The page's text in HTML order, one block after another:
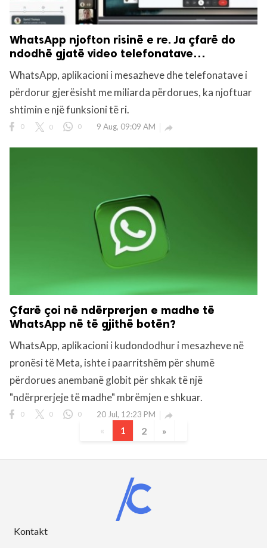
WhatsApp njofton risinë e re. Ja çfarë do
ndodhë gjatë video telefonatave…
WhatsApp, aplikacioni i mesazheve dhe telefonatave i
përdorur gjerësisht me miliarda përdorues, ka njoftuar
shtimin e një funksioni të ri.
0 0 0 9 Aug, 09:09 AM 
Çfarë çoi në ndërprerjen e madhe të
WhatsApp në të gjithë botën?
WhatsApp, aplikacioni i kudondodhur i mesazheve në
pronësi të Meta, ishte i paarritshëm për shumë
përdorues anembanë globit për shkak të një
"ndërprerjeje të madhe" mbrëmjen e shkuar.
0 0 0 20 Jul, 12:23 PM

«
1 2 »
Kontakt